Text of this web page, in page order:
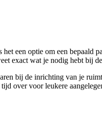
een optie om een bepaald
exact wat je nodig hebt bij
bij de inrichting van je
over voor leukere